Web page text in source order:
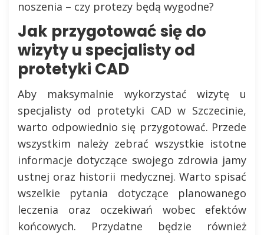
noszenia – czy protezy będą wygodne?
Jak przygotować się do
wizyty u specjalisty od
protetyki CAD
Aby maksymalnie wykorzystać wizytę u
specjalisty od protetyki CAD w Szczecinie,
warto odpowiednio się przygotować. Przede
wszystkim należy zebrać wszystkie istotne
informacje dotyczące swojego zdrowia jamy
ustnej oraz historii medycznej. Warto spisać
wszelkie pytania dotyczące planowanego
leczenia oraz oczekiwań wobec efektów
końcowych. Przydatne będzie również